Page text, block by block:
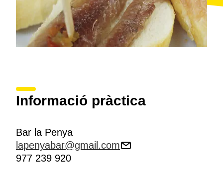
Informació pràctica
Bar la Penya
lapenyabar@gmail.com
977 239 920